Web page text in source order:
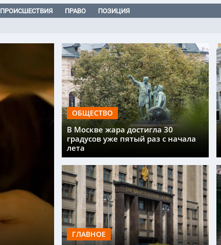
ПРОИСШЕСТВИЯ ПРАВО ПОЗИЦИЯ
ОБЩЕСТВО
В Москве жара достигла 30
градусов уже пятый раз с начала
лета
ГЛАВНОЕ